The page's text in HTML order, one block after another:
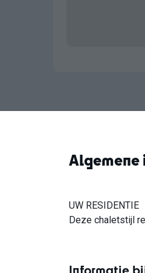
Algemene
UW RESIDENTIE
Deze chaletstijl